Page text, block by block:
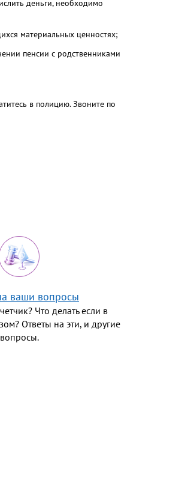
деньги, необходимо
материальных ценностях;
пенсии с родственниками
в полицию. Звоните по
ваши вопросы
Что делать если в
Ответы на эти, и другие
вопросы.